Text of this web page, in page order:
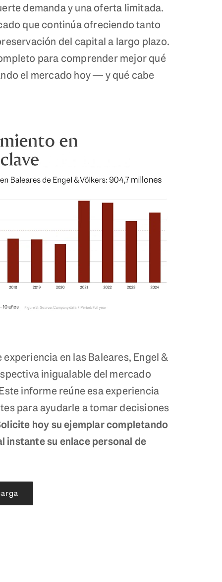
demanda y una oferta limitada.
que continúa ofreciendo tanto
del capital a largo plazo.
para comprender mejor qué
el mercado hoy — y qué cabe
experiencia en las Baleares, Engel &
inigualable del mercado
informe reúne esa experiencia
para ayudarle a tomar decisiones
hoy su ejemplar completando
instante su enlace personal de